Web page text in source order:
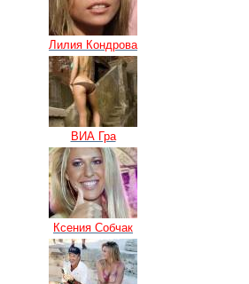
Лилия Кондрова
ВИА Гра
Ксения Собчак